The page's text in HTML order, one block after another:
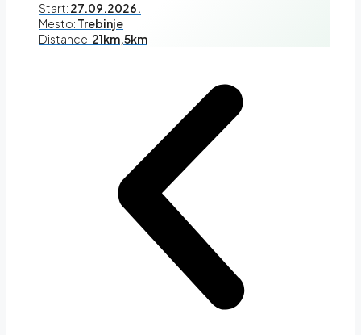
Start: 27.09.2026.
Mesto: Trebinje
Distance: 21km,5km